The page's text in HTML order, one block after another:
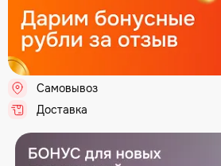
Самовывоз
Доставка